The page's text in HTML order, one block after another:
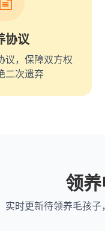
协议
议，保障双方权
二次遗弃
领
实时更新待领养毛孩